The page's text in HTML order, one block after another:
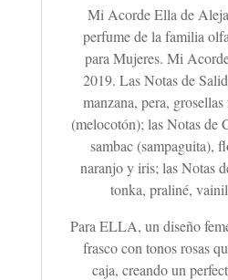
Mi Acorde Ella de
perfume de la familia
para Mujeres. Mi
2019. Las Notas de
manzana, pera,
(melocotón); las Notas de
sambac (sampaguita),
naranjo y iris; las Notas
tonka, praliné,
Para ELLA, un diseño
frasco con tonos rosas
caja, creando un